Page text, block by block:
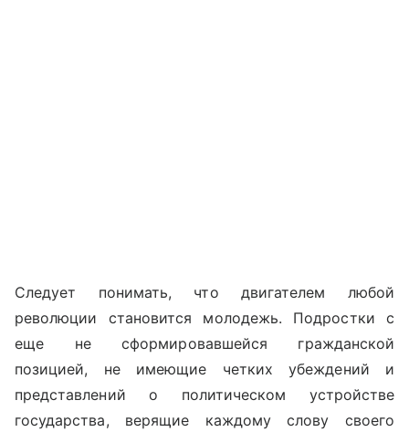
Следует понимать, что двигателем любой
революции становится молодежь. Подростки с
еще не сформировавшейся гражданской
позицией, не имеющие четких убеждений и
представлений о политическом устройстве
государства, верящие каждому слову своего